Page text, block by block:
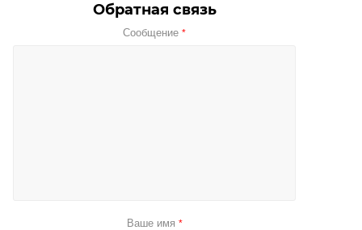
Обратная связь
Сообщение *
Ваше имя *